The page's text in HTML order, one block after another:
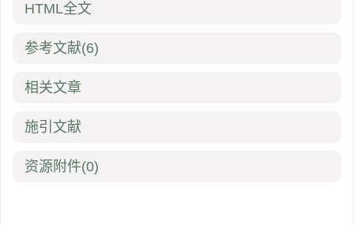
HTML全文
参考文献(6)
相关文章
施引文献
资源附件(0)